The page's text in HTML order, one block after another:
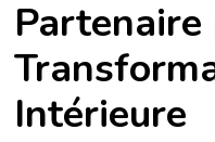
Partenaire
Intérieure